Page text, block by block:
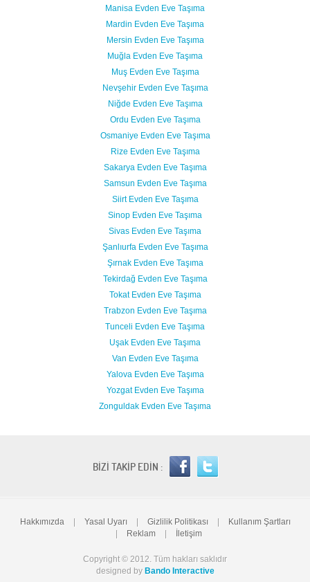
Manisa Evden Eve Taşıma
Mardin Evden Eve Taşıma
Mersin Evden Eve Taşıma
Muğla Evden Eve Taşıma
Muş Evden Eve Taşıma
Nevşehir Evden Eve Taşıma
Niğde Evden Eve Taşıma
Ordu Evden Eve Taşıma
Osmaniye Evden Eve Taşıma
Rize Evden Eve Taşıma
Sakarya Evden Eve Taşıma
Samsun Evden Eve Taşıma
Siirt Evden Eve Taşıma
Sinop Evden Eve Taşıma
Sivas Evden Eve Taşıma
Şanlıurfa Evden Eve Taşıma
Şırnak Evden Eve Taşıma
Tekirdağ Evden Eve Taşıma
Tokat Evden Eve Taşıma
Trabzon Evden Eve Taşıma
Tunceli Evden Eve Taşıma
Uşak Evden Eve Taşıma
Van Evden Eve Taşıma
Yalova Evden Eve Taşıma
Yozgat Evden Eve Taşıma
Zonguldak Evden Eve Taşıma
BİZİ TAKİP EDİN :
Hakkımızda | Yasal Uyarı | Gizlilik Politikası |
Kullanım Şartları
|
Reklam | İletişim
Copyright © 2012. Tüm hakları saklıdır
designed by Bando Interactive